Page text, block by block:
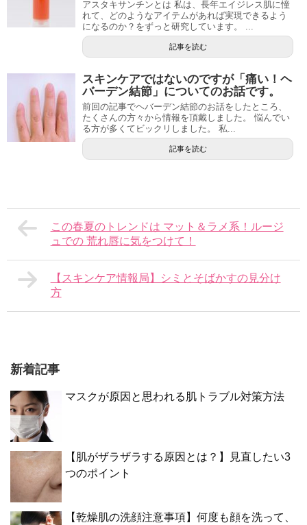
アスタキサンチンとは 私は、長年エイジレス肌に憧
れて、どのようなアイテムがあれば実現できるよう
になるのか？をずっと研究しています。 ...
記事を読む
スキンケアではないのですが「痛い！ヘ
バーデン結節」についてのお話です。
前回の記事でヘバーデン結節のお話をしたところ、
たくさんの方々から情報を頂戴しました。 悩んでい
る方が多くてビックリしました。 私...
記事を読む
この春夏のトレンドは マット＆ラメ系！ルージ
ュでの 荒れ唇に気をつけて！
【スキンケア情報局】シミとそばかすの見分け
方
新着記事
マスクが原因と思われる肌トラブル対策方法
【肌がザラザラする原因とは？】見直したい3
つのポイント
【乾燥肌の洗顔注意事項】何度も顔を洗って、